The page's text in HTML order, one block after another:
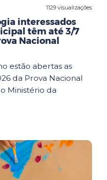
1129 visualizações
interessados
têm até 3/7
Nacional
estão abertas as
da Prova Nacional
Ministério da